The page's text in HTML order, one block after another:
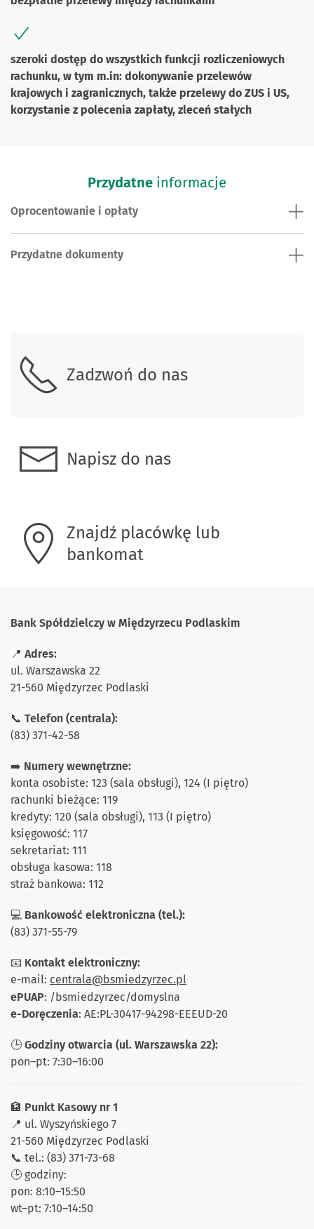
szeroki dostęp do wszystkich funkcji rozliczeniowych
rachunku, w tym m.in: dokonywanie przelewów
krajowych i zagranicznych, także przelewy do ZUS i US,
korzystanie z polecenia zapłaty, zleceń stałych
Przydatne informacje
Oprocentowanie i opłaty
Przydatne dokumenty
Zadzwoń do nas
Napisz do nas
Znajdź placówkę lub
bankomat
Bank Spółdzielczy w Międzyrzecu Podlaskim
📍 Adres:
ul. Warszawska 22
21-560 Międzyrzec Podlaski
📞 Telefon (centrala):
(83) 371-42-58
➡️ Numery wewnętrzne:
konta osobiste: 123 (sala obsługi), 124 (I piętro)
rachunki bieżące: 119
kredyty: 120 (sala obsługi), 113 (I piętro)
księgowość: 117
sekretariat: 111
obsługa kasowa: 118
straż bankowa: 112
💻 Bankowość elektroniczna (tel.):
(83) 371-55-79
📧 Kontakt elektroniczny:
e-mail: centrala@bsmiedzyrzec.pl
ePUAP: /bsmiedzyrzec/domyslna
e-Doręczenia: AE:PL-30417-94298-EEEUD-20
🕒 Godziny otwarcia (ul. Warszawska 22):
pon–pt: 7:30–16:00
🏦 Punkt Kasowy nr 1
📍 ul. Wyszyńskiego 7
21-560 Międzyrzec Podlaski
📞 tel.: (83) 371-73-68
🕒 godziny:
pon: 8:10–15:50
wt–pt: 7:10–14:50